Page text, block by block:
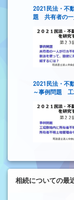
2021民法・不
題 共有者の一
2021民法・不
～事例問題 工
相続についての最